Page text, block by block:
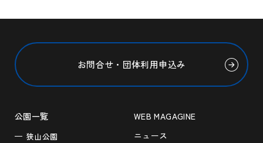
お問合せ・団体利用申込み
公園一覧
狭山公園
WEB MAGAGINE
ニュース